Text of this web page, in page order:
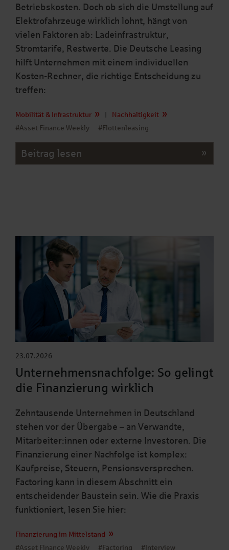
Betriebskosten. Doch ob sich die Umstellung auf
Elektrofahrzeuge wirklich lohnt, hängt von
vielen Faktoren ab: Ladeinfrastruktur,
Stromtarife, Restwerte. Die Deutsche Leasing
hilft Unternehmen mit einem individuellen
Kosten-Rechner, die richtige Entscheidung zu
treffen:
Mobilität & Infrastruktur |
Nachhaltigkeit
#Asset Finance Weekly
#Flottenleasing
Beitrag lesen
23.07.2026
Unternehmensnachfolge: So gelingt
die Finanzierung wirklich
Zehntausende Unternehmen in Deutschland
stehen vor der Übergabe – an Verwandte,
Mitarbeiter:innen oder externe Investoren. Die
Finanzierung einer Nachfolge ist komplex:
Kaufpreise, Steuern, Pensionsversprechen.
Factoring kann in diesem Abschnitt ein
entscheidender Baustein sein. Wie die Praxis
funktioniert, lesen Sie hier:
Finanzierung im Mittelstand
#Asset Finance Weekly
#Factoring #Interview